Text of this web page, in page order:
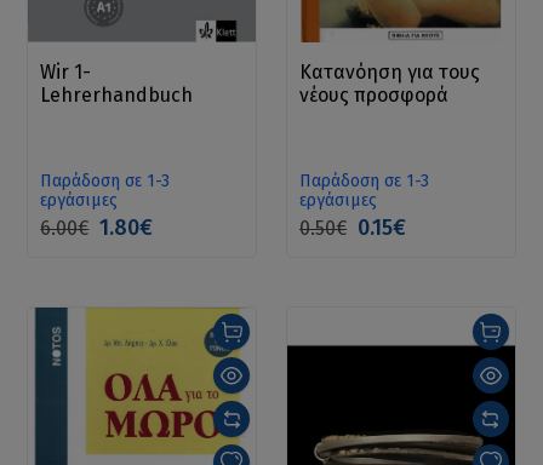
Wir 1-
Lehrerhandbuch
Παράδοση σε 1-3
εργάσιμες
6.00€ 1.80€
Κατανόηση για τους
νέους προσφορά
Παράδοση σε 1-3
εργάσιμες
0.50€ 0.15€